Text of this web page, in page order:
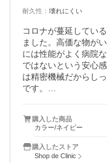
耐久性 ： 壊れにくい
コロナが蔓延してい
ました。高価な物が
には性能がよく病院
ではないという安心
は精密機械だからし
です。
て
今回購入したダイキ
できそうです。
はじめはこの商品を
購入した商品
カラー/ネイビー
購入したストア
Shop de Clinic